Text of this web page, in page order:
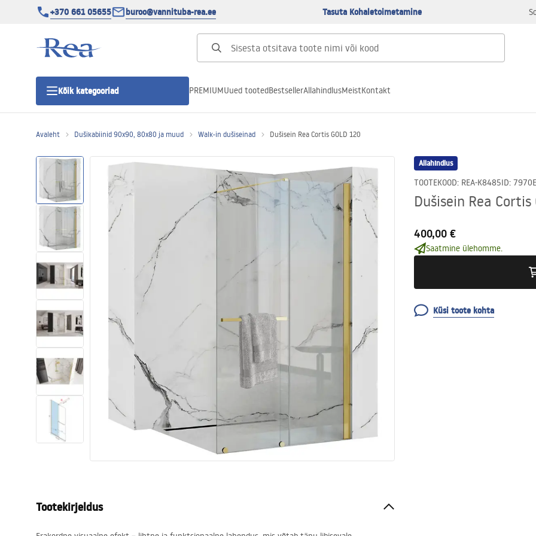
+370 661 05655 buroo@vannituba-rea.ee Tasuta Kohaletoimetamine
Kõik kategooriad
Duši uks
Vannitoa dušialused
Lineaarne duši äravool
Tualettruumid
Vajub ära
Vannid ja ekraanid
Vannitoa segistid
Vannitoas dušid
PREMIUMUued tootedBestsellerAllahindlusMeistKontakt
Avaleht Dušikabiinid 90x90, 80x80 ja muud Walk-in dušiseinad Dušisein Rea Cortis GOLD 120
Allahindlus
TOOTEKOOD: REA-K8485ID: 7970
Dušisein Rea Cortis
400,00 €
Saatmine ülehomme.
Küsi toote kohta
Tootekirjeldus